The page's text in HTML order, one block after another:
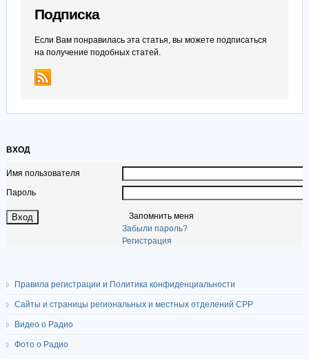
Подписка
Если Вам понравилась эта статья, вы можете подписаться
на получение подобных статей.
ВХОД
Имя пользователя
Пароль
Запомнить меня
Забыли пароль?
Регистрация
Правила регистрации и Политика конфиденциальности
Сайты и страницы региональных и местных отделений СРР
Видео о Радио
Фото о Радио